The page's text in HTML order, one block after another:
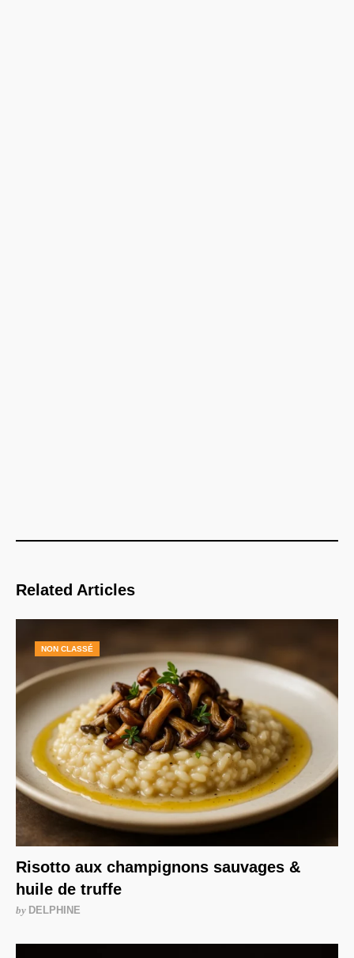
Related Articles
NON CLASSÉ
Risotto aux champignons sauvages &
huile de truffe
by DELPHINE